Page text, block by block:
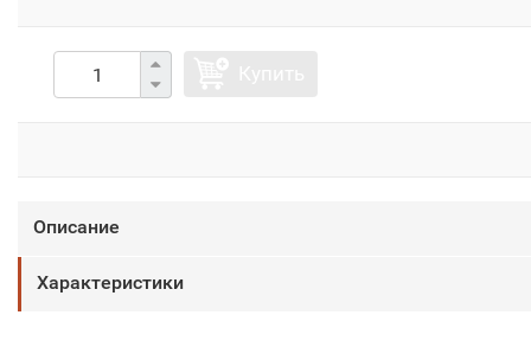
Описание
Характеристики